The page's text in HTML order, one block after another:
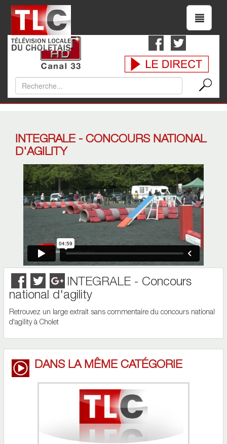
INTEGRALE - CONCOURS NATIONAL
D'AGILITY
INTEGRALE - Concours
national d'agility
Retrouvez un large extrait sans commentaire du concours national
d'agility à Cholet
DANS LA MÊME CATÉGORIE